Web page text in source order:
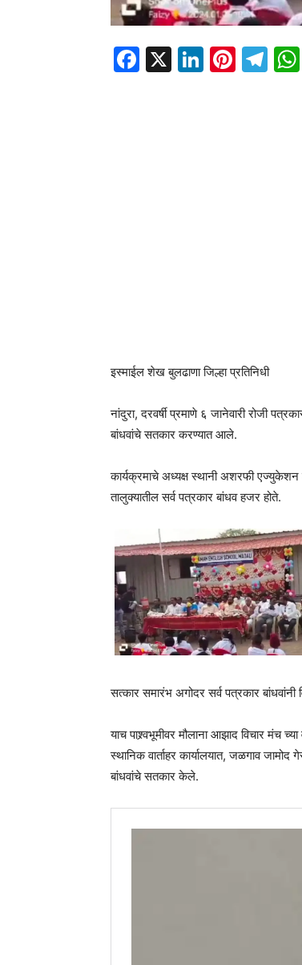
Facebook
X LinkedIn
इस्माईल शेख बुलढाणा जिल्हा प्रतिनिधी
नांदुरा, दरवर्षी प्रमाणे ६ जानेवारी रोजी
बांधवांचे सतकार करण्यात आले.
कार्यक्रमाचे अध्यक्ष स्थानी अशरफी एज्युकेशन
तालुक्यातील सर्व पत्रकार बांधव हजर होते.
सत्कार समारंभ अगोदर सर्व पत्रकार
याच पाश्र्वभूमीवर मौलाना आझाद विचार मंच
स्थानिक वार्ताहर कार्यालयात, जळगाव
बांधवांचे सतकार केले.